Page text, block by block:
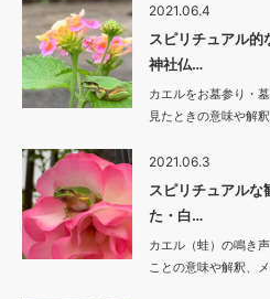
2021.06.4
スピリチュアル的
神社仏…
カエルをお墓参り・
見たときの意味や解
2021.06.3
スピリチュアル
た・白…
カエル（蛙）の鳴き
ことの意味や解釈、